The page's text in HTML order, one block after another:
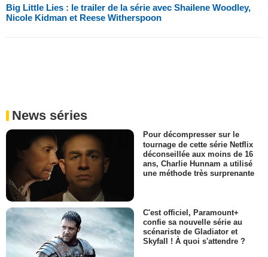
Big Little Lies : le trailer de la série avec Shailene Woodley,
Nicole Kidman et Reese Witherspoon
News séries
Pour décompresser sur le
tournage de cette série Netflix
déconseillée aux moins de 16
ans, Charlie Hunnam a utilisé
une méthode très surprenante
C'est officiel, Paramount+
confie sa nouvelle série au
scénariste de Gladiator et
Skyfall ! À quoi s'attendre ?